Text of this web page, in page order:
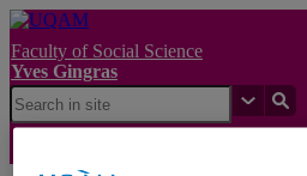
Faculty of Social Science
Yves Gingras